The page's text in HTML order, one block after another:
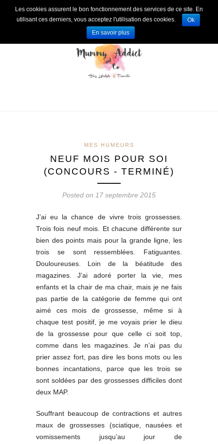
MES HUMEURS
NEUF MOIS POUR SOI
(CONCOURS - TERMINÉ)
Posted on 17 septembre 2015
J’ai eu la chance de vivre trois grossesses.
Trois fois neuf mois. Et chacune différente sur
bien des points mais pour la grande ligne, les
trois se sont ressemblées. Fatiguantes.
Douloureuses. Loin de la béatitude des
magazines. J’ai adoré porter la vie, mes
enfants et la chair de ma chair, mais je ne fais
pas partie de la catégorie de femme qui ont
aimé ces mois de grossesse, même si à
chaque test positif, je me voyais prier le dieu
de la grossesse pour que celle ci soit top,
comme dans les magazines. Je n’ai pas du
prier assez fort, pas dire les bons mots ou les
bonnes incantations, parce que les trois se
sont soldées par des grossesses difficiles dont
deux MAP.
Souffrant beaucoup de contractions et autres
maux de grossesses (sciatique, nausées et
vomissements jusqu’au jour de
Les cookies assurent le bon fonctionnement des services de ce site. En
utilisant ces derniers, vous acceptez l'utilisation des cookies.
Ok
En savoir plus